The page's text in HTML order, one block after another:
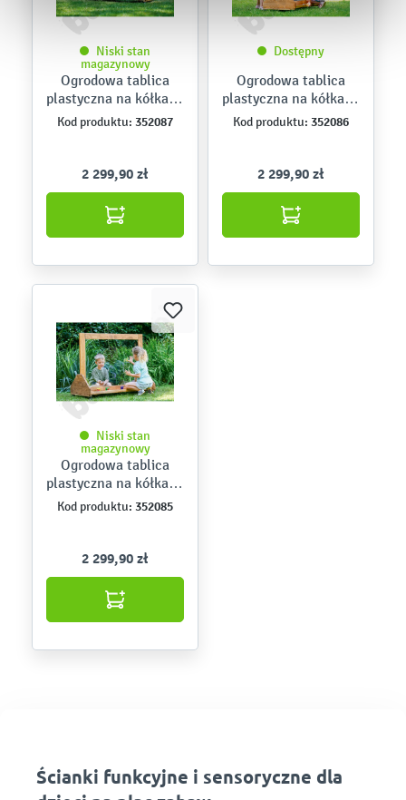
Niski stan
magazynowy
Ogrodowa tablica
plastyczna na kółkach
– suchościeralna
Kod produktu: 352087
2 299,90 zł
Dostępny
Ogrodowa tablica
plastyczna na kółkach
– kredowa
Kod produktu: 352086
2 299,90 zł
Niski stan
magazynowy
Ogrodowa tablica
plastyczna na kółkach
– pleksi
Kod produktu: 352085
2 299,90 zł
Ścianki funkcyjne i sensoryczne dla